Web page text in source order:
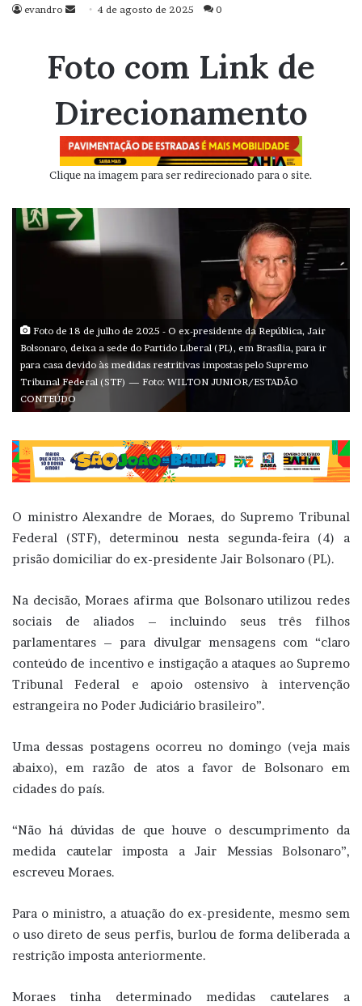
evandro
Mande
mail
4 de agosto de 2025 0
Foto com Link de
Direcionamento
Clique na imagem para ser redirecionado para o site.
Foto de 18 de julho de 2025 - O ex-presidente da República, Jair
Bolsonaro, deixa a sede do Partido Liberal (PL), em Brasília, para ir
para casa devido às medidas restritivas impostas pelo Supremo
Tribunal Federal (STF) — Foto: WILTON JUNIOR/ESTADÃO
CONTEÚDO
O ministro Alexandre de Moraes, do Supremo Tribunal
Federal (STF), determinou nesta segunda-feira (4) a
prisão domiciliar do ex-presidente Jair Bolsonaro (PL).
Na decisão, Moraes afirma que Bolsonaro utilizou redes
sociais de aliados – incluindo seus três filhos
parlamentares – para divulgar mensagens com “claro
conteúdo de incentivo e instigação a ataques ao Supremo
Tribunal Federal e apoio ostensivo à intervenção
estrangeira no Poder Judiciário brasileiro”.
Uma dessas postagens ocorreu no domingo (veja mais
abaixo), em razão de atos a favor de Bolsonaro em
cidades do país.
“Não há dúvidas de que houve o descumprimento da
medida cautelar imposta a Jair Messias Bolsonaro”,
escreveu Moraes.
Para o ministro, a atuação do ex-presidente, mesmo sem
o uso direto de seus perfis, burlou de forma deliberada a
restrição imposta anteriormente.
Moraes tinha determinado medidas cautelares a